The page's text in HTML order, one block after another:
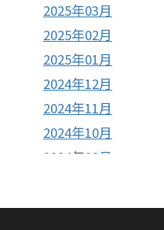
2025年03月
2025年02月
2025年01月
2024年12月
2024年11月
2024年10月
2024年09月
2024年07月